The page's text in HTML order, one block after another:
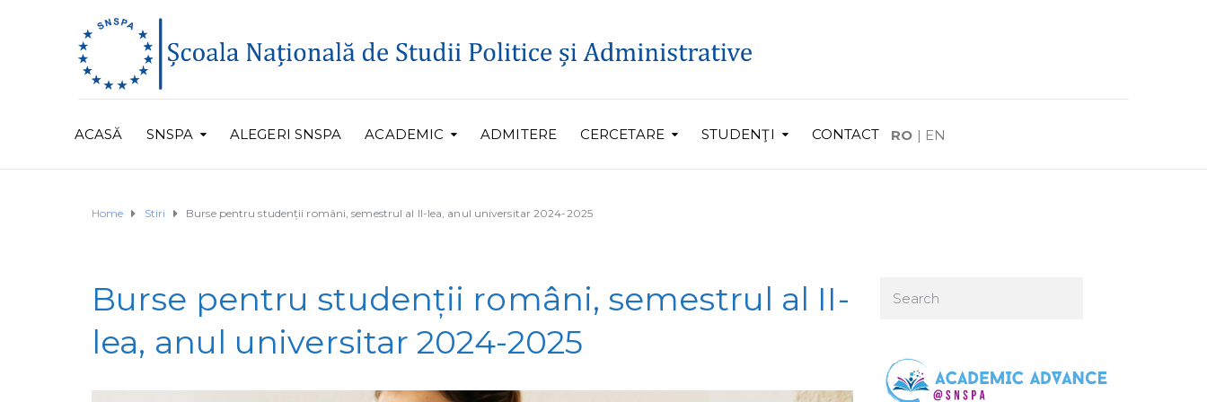
ACASĂ SNSPA ALEGERI SNSPA ACADEMIC ADMITERE CERCETARE STUDENŢI CONTACT RO | EN
Home Stiri Burse pentru studenții români, semestrul al II-lea, anul universitar 2024-2025
Burse pentru studenții români, semestrul al II-
lea, anul universitar 2024-2025